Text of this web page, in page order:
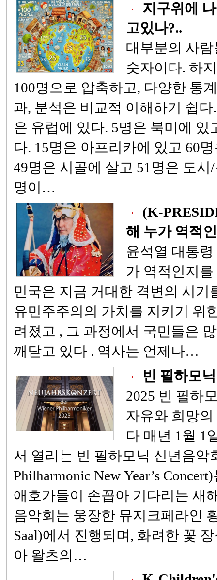
지구위에
고있나?..
대부분의 사람들에
숫자이다. 하지만 세계 78억 명을
100명으로 압축하고, 다양한 통계로 압축했다. 그 결
과, 분석은 비교적 이해하기 쉽다. 즉, 100명중 11명
은 유럽에 있다. 5명은 북미에 있고 9명은 남미에 있
다. 15명은 아프리카에 있고 60명은 아시아에 있다.
49명은 시골에 살고 51명은 도시/동네 거주하며 77
명이…
(K-
해 누가 역적
윤석열 대통령 ! 계몽령을 통해 누
가 역적인지를 알게 되었다 . 대한
민국은 지금 거대한 격변의 시기를 지나고 있다 . 자
유민주주의의 가치를 지키기 위한 국가적 결단이 내
려졌고 , 그 과정에서 국민들은 많은 것을 목격하며
깨닫고 있다 . 역사는 언제나…
빈 필하모
2025 빈 필하
자유와 희망
다 매년 1월 1일, 오스트리아 빈에
서 열리는 빈 필하모닉 신년음악회 (Vienna
Philharmonic New Year’s
애호가들이 손꼽아 기다리는 새
음악회는 웅장한 뮤지크페라인
Saal)에서 진행되며, 화려한 꽃
아 왈츠의…